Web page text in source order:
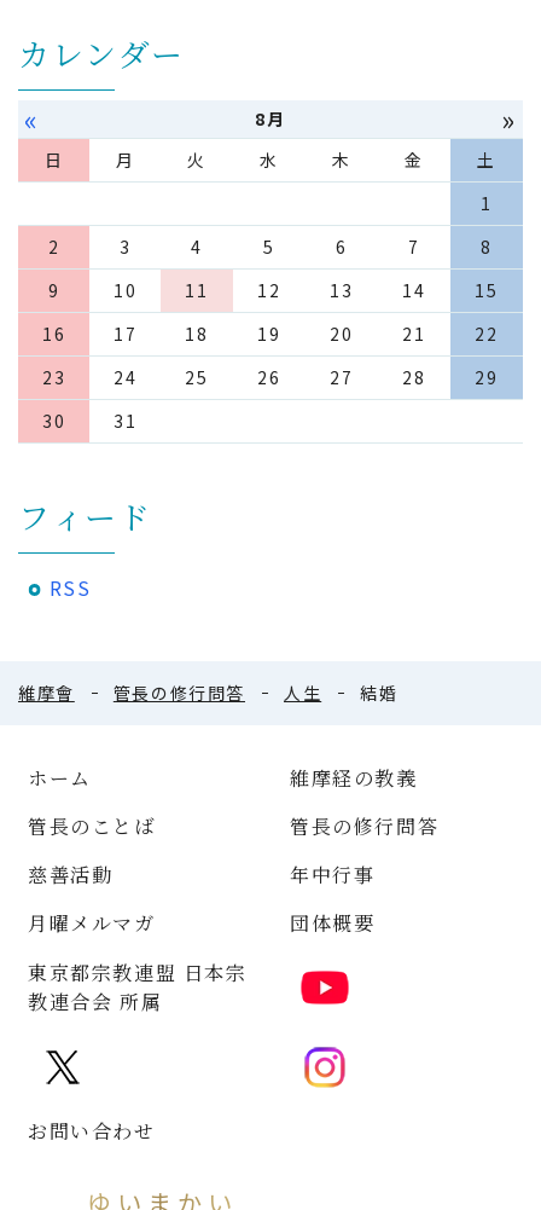
カレンダー
« 8月 »
日 月 火 水 木 金
土
1
2
3 4 5 6 7
8
9
10 11 12 13 14
15
16
17 18 19 20 21
22
23
24 25 26 27 28
29
30
31
フィード
RSS
維摩會 管長の修行問答 人生 結婚
ホーム
維摩経の教義
管長のことば
管長の修行問答
慈善活動
年中行事
月曜メルマガ
団体概要
東京都宗教連盟 日本宗
教連合会 所属
お問い合わせ
ゆいまかい